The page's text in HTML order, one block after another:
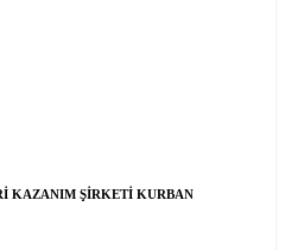
KAZANIM ŞİRKETİ KURBAN